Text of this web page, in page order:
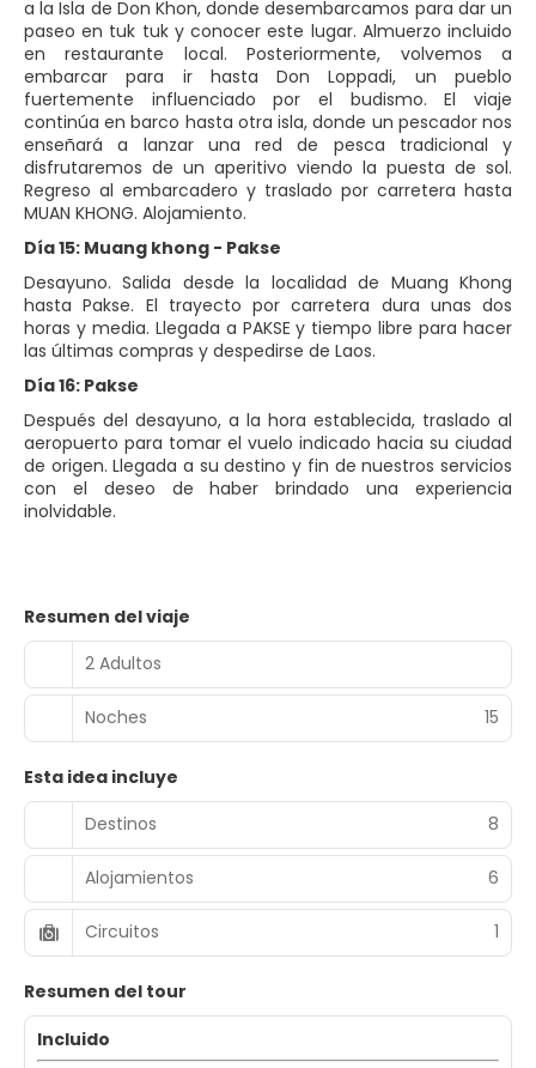
a la Isla de Don Khon, donde desembarcamos para dar un
paseo en tuk tuk y conocer este lugar. Almuerzo incluido
en restaurante local. Posteriormente, volvemos a
embarcar para ir hasta Don Loppadi, un pueblo
fuertemente influenciado por el budismo. El viaje
continúa en barco hasta otra isla, donde un pescador nos
enseñará a lanzar una red de pesca tradicional y
disfrutaremos de un aperitivo viendo la puesta de sol.
Regreso al embarcadero y traslado por carretera hasta
MUAN KHONG. Alojamiento.
Día 15: Muang khong - Pakse
Desayuno. Salida desde la localidad de Muang Khong
hasta Pakse. El trayecto por carretera dura unas dos
horas y media. Llegada a PAKSE y tiempo libre para hacer
las últimas compras y despedirse de Laos.
Día 16: Pakse
Después del desayuno, a la hora establecida, traslado al
aeropuerto para tomar el vuelo indicado hacia su ciudad
de origen. Llegada a su destino y fin de nuestros servicios
con el deseo de haber brindado una experiencia
inolvidable.
Resumen del viaje
2 Adultos
Noches 15
Esta idea incluye
Destinos
8
Alojamientos 6
Circuitos 1
Resumen del tour
Incluido